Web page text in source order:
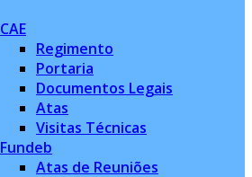
CAE
Regimento
Portaria
Documentos Legais
Atas
Visitas Técnicas
Fundeb
Atas de Reuniões